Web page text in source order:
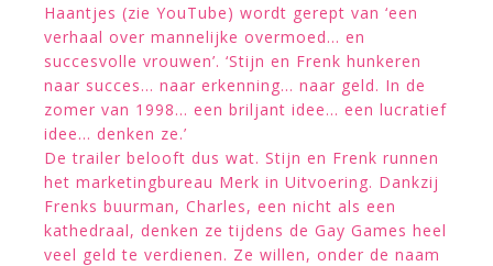
Haantjes (zie YouTube) wordt gerept van ‘een
verhaal over mannelijke overmoed… en
succesvolle vrouwen’. ‘Stijn en Frenk hunkeren
naar succes… naar erkenning… naar geld. In de
zomer van 1998… een briljant idee… een lucratief
idee… denken ze.’
De trailer belooft dus wat. Stijn en Frenk runnen
het marketingbureau Merk in Uitvoering. Dankzij
Frenks buurman, Charles, een nicht als een
kathedraal, denken ze tijdens de Gay Games heel
veel geld te verdienen. Ze willen, onder de naam